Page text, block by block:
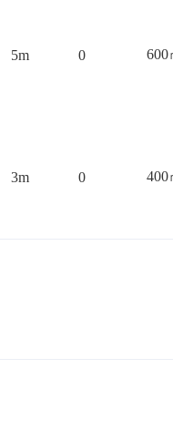
5m 0 600
3m 0 400